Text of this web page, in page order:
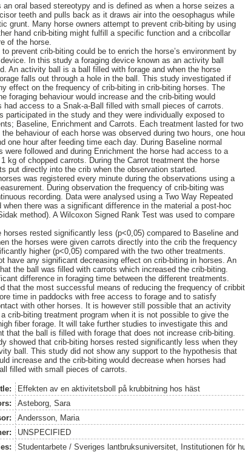
an oral based stereotypy and is defined as when a horse seizes a
teeth and pulls back as it draws air into the oesophagus while
grunt. Many horse owners attempt to prevent crib-biting by using
hand crib-biting might fulfill a specific function and a cribcollar
of the horse.
prevent crib-biting could be to enrich the horse’s environment by
In this study a foraging device known as an activity ball
An activity ball is a ball filled with forage and when the horse
falls out through a hole in the ball. This study investigated if
effect on the frequency of crib-biting in crib-biting horses. The
foraging behaviour would increase and the crib-biting would
had access to a Snak-a-Ball filled with small pieces of carrots.
participated in the study and they were individually exposed to
Baseline, Enrichment and Carrots. Each treatment lasted for two
behaviour of each horse was observed during two hours, one
one hour after feeding time each day. During Baseline normal
were followed and during Enrichment the horse had access to a
kg of chopped carrots. During the Carrot treatment the horse
put directly into the crib when the observation started.
was registered every minute during the observations using a
During observation the frequency of crib-biting was
recording. Data were analysed using a Two Way Repeated
when there was a significant difference in the material a post-hoc
method). A Wilcoxon Signed Rank Test was used to compare
horses rested significantly less (p<0,05) compared to Baseline and
the horses were given carrots directly into the crib the frequency
higher (p<0,05) compared with the two other treatments.
have any significant decreasing effect on crib-biting in horses. An
the ball was filled with carrots which increased the crib-biting.
difference in foraging time between the different treatments.
that the most successful means of reducing the frequency of
time in paddocks with free access to forage and to satisfy
with other horses. It is however still possible that an activity
crib-biting treatment program when it is not possible to give the
fiber forage. It will take further studies to investigate this and
that the ball is filled with forage that does not increase crib-biting.
showed that crib-biting horses rested significantly less when they
ball. This study did not show any support to the hypothesis that
increase and the crib-biting would decrease when horses had
filled with small pieces of carrots.
Effekten av en aktivitetsboll på krubbitning hos häst
Asteborg, Sara
Andersson, Maria
UNSPECIFIED
Studentarbete / Sveriges lantbruksuniversitet, Institutionen för